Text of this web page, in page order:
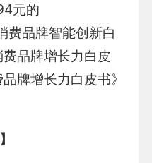
元的
品牌智能创新白
品牌增长力白皮
牌增长力白皮书》